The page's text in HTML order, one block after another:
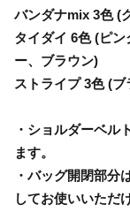
バンダナmix 3色 (
タイダイ 6色 (ピ
ー、ブラウン)
ストライプ 3色 (
・ショルダーベル
ます。
・バッグ開閉部分
してお使いいただ